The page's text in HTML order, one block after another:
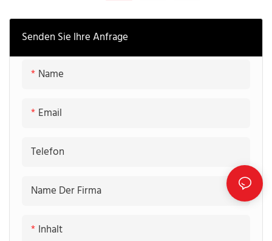
Senden Sie Ihre Anfrage
Name
Email
Telefon
Name Der Firma
Inhalt